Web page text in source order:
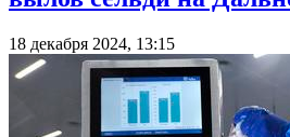
18 декабря 2024, 13:15